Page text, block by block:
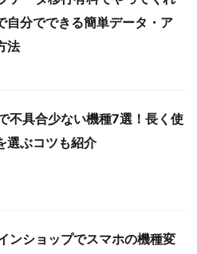
自分でできる簡単データ・ア
法
不具合少ない機種7選！長く使
選ぶコツも紹介
ンショップでスマホの機種変